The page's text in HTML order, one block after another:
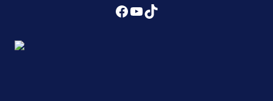
Facebook
YouTube
TikTok